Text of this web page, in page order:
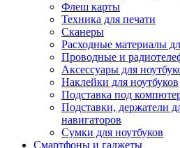
Флеш карты
Техника для печати
Сканеры
Расходные материалы
Проводные и
Аксессуары для
Наклейки для ноутбуков
Подставка под
Подставки, держатели
навигаторов
Сумки для ноутбуков
Смартфоны и гаджеты